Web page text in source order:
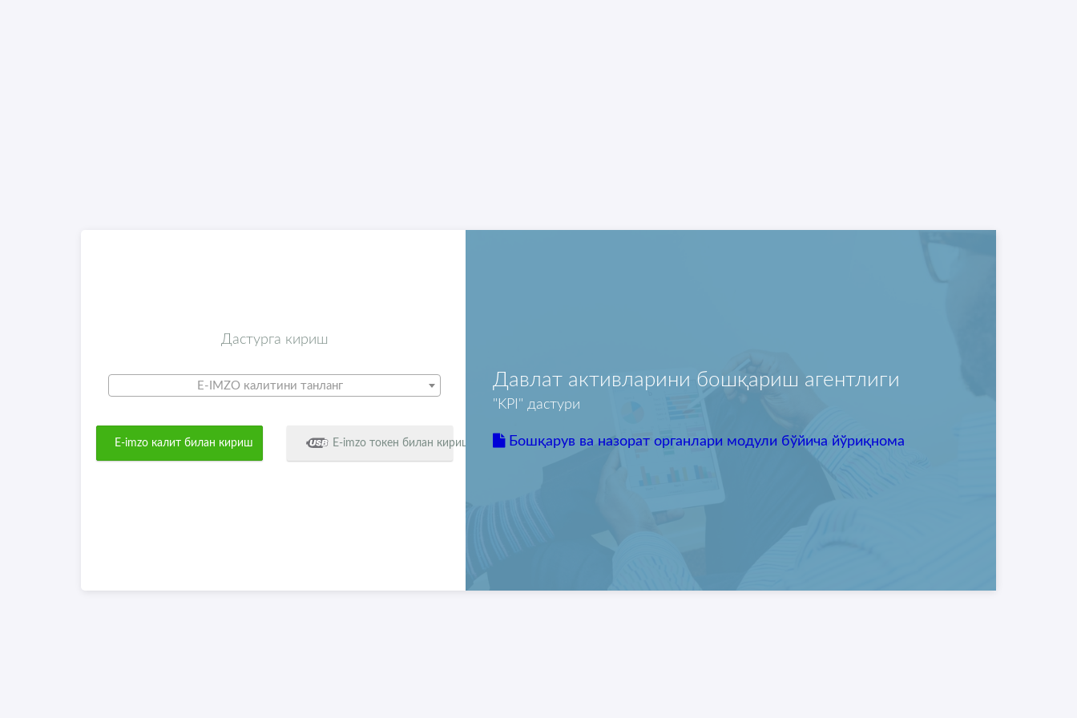
Дастурга кириш
E-IMZO калитини танланг
E-imzo калит билан кириш E-imzo токен билан кириш
Давлат активларини бошқариш агентлиги
"KPI" дастури
Бошқарув ва назорат органлари модули бўйича йўриқнома